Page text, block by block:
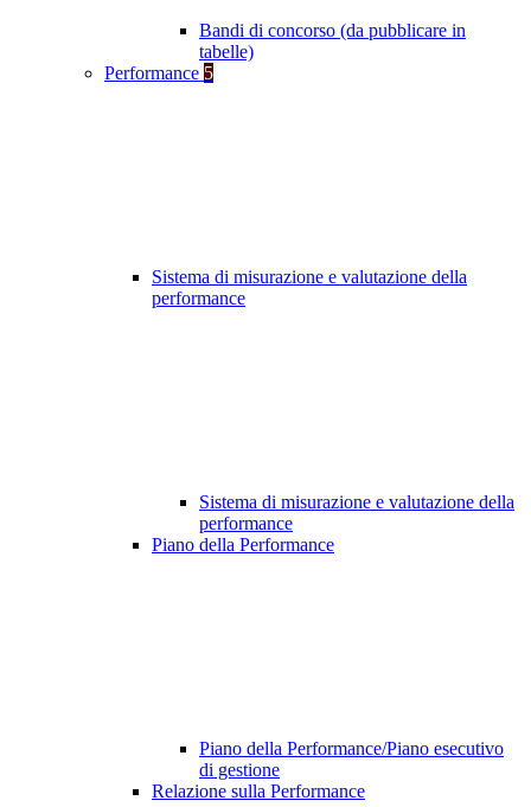
Bandi di concorso (da pubblicare in
tabelle)
Performance 5
Sistema di misurazione e valutazione della
performance
Sistema di misurazione e valutazione della
performance
Piano della Performance
Piano della Performance/Piano esecutivo
di gestione
Relazione sulla Performance